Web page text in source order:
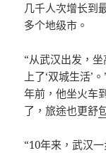
几千人次增长到
多个地级市。
“从武汉出发，
上了‘双城生活’
年前，他坐火车
了，旅途也更舒
“10年来，武汉